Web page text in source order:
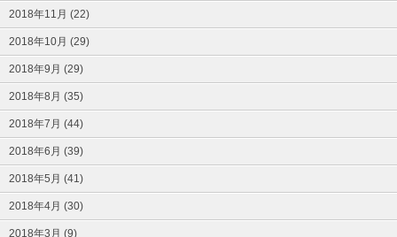
2018年11月 (22)
2018年10月 (29)
2018年9月 (29)
2018年8月 (35)
2018年7月 (44)
2018年6月 (39)
2018年5月 (41)
2018年4月 (30)
2018年3月 (9)